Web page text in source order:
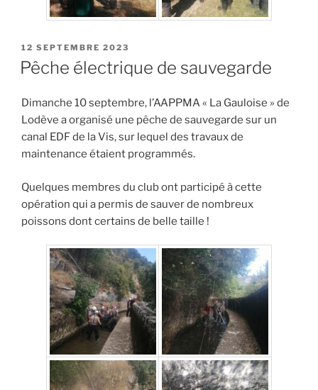
PUBLIÉ
LE
12 SEPTEMBRE 2023
Pêche électrique de sauvegarde
Dimanche 10 septembre, l’AAPPMA « La Gauloise » de
Lodève a organisé une pêche de sauvegarde sur un
canal EDF de la Vis, sur lequel des travaux de
maintenance étaient programmés.
Quelques membres du club ont participé à cette
opération qui a permis de sauver de nombreux
poissons dont certains de belle taille !